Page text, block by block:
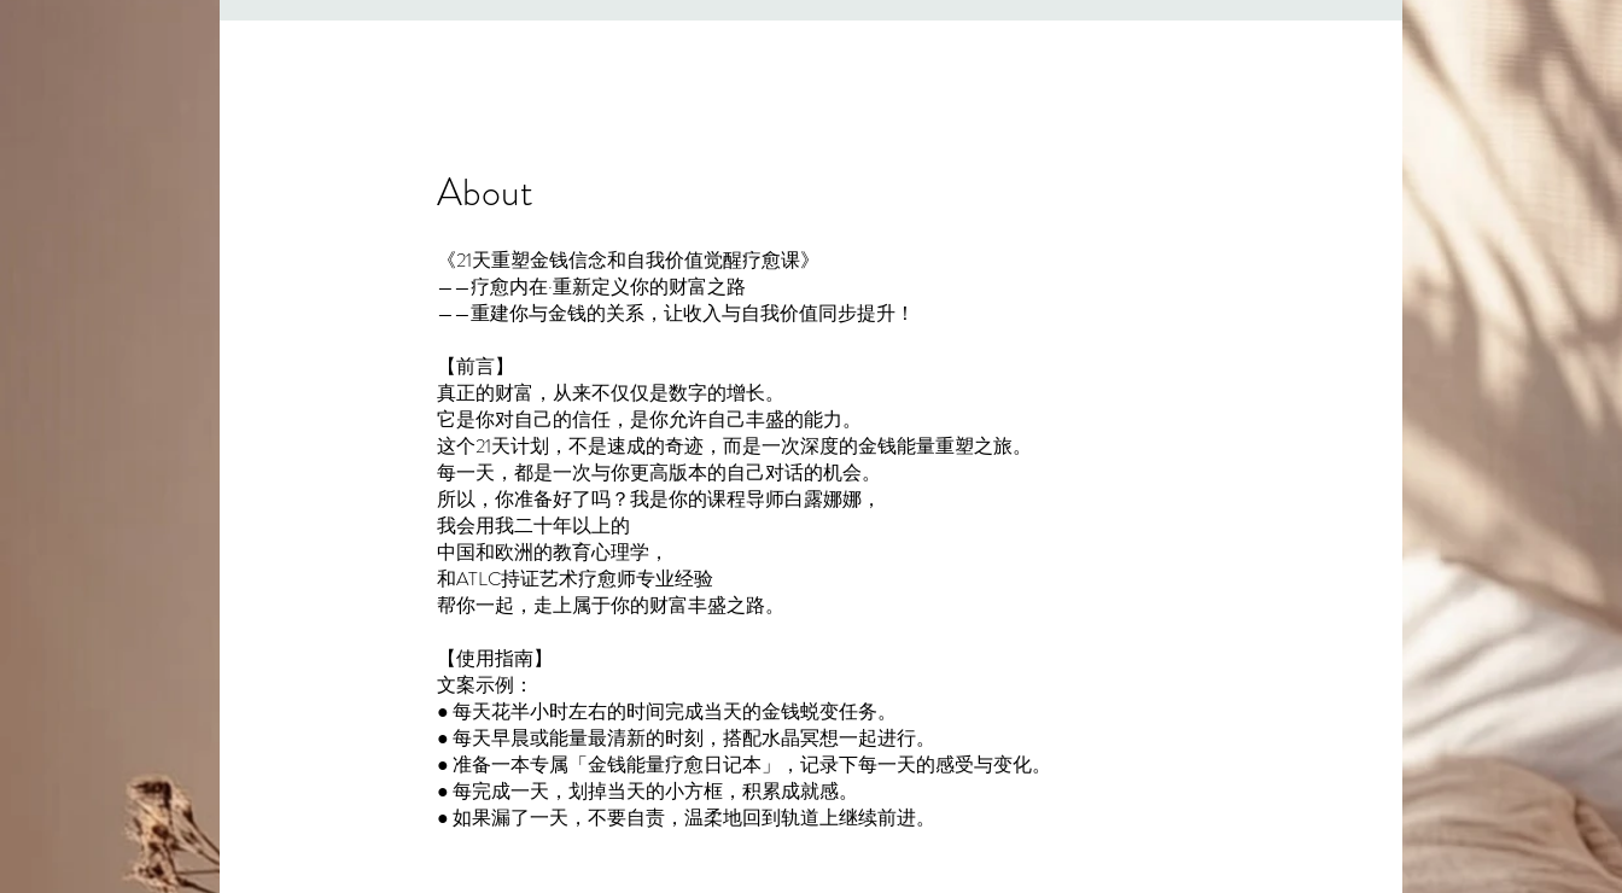
About
《21天重塑金钱信念和自我价值觉醒疗愈课》
——疗愈内在·重新定义你的财富之路
——重建你与金钱的关系，让收入与自我价值同步提升！
【前言】
真正的财富，从来不仅仅是数字的增长。
它是你对自己的信任，是你允许自己丰盛的能力。
这个21天计划，不是速成的奇迹，而是一次深度的金钱能量重塑之旅。
每一天，都是一次与你更高版本的自己对话的机会。
所以，你准备好了吗？我是你的课程导师白露娜娜，
我会用我二十年以上的
中国和欧洲的教育心理学，
和ATLC持证艺术疗愈师专业经验
帮你一起，走上属于你的财富丰盛之路。
【使用指南】
文案示例：
● 每天花半小时左右的时间完成当天的金钱蜕变任务。
● 每天早晨或能量最清新的时刻，搭配水晶冥想一起进行。
● 准备一本专属「金钱能量疗愈日记本」，记录下每一天的感受与变化。
● 每完成一天，划掉当天的小方框，积累成就感。
● 如果漏了一天，不要自责，温柔地回到轨道上继续前进。